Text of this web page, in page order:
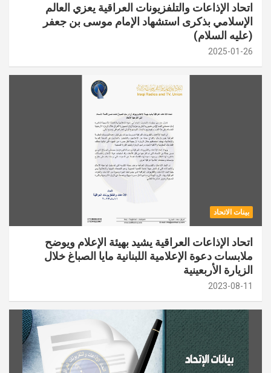
اتحاد الإذاعات والتلفزيونات العراقية يعزي العالم
الإسلامي بذكرى استشهاد الإمام موسى بن جعفر
(عليه السلام)
2025-01-26
بينات الاتحاد
اتحاد الإذاعات العراقية يشيد بهيئة الإعلام ويوضح
ملابسات دعوة الإعلامية اللبنانية مايا الصباغ خلال
الزيارة الأربعينية
2023-08-11